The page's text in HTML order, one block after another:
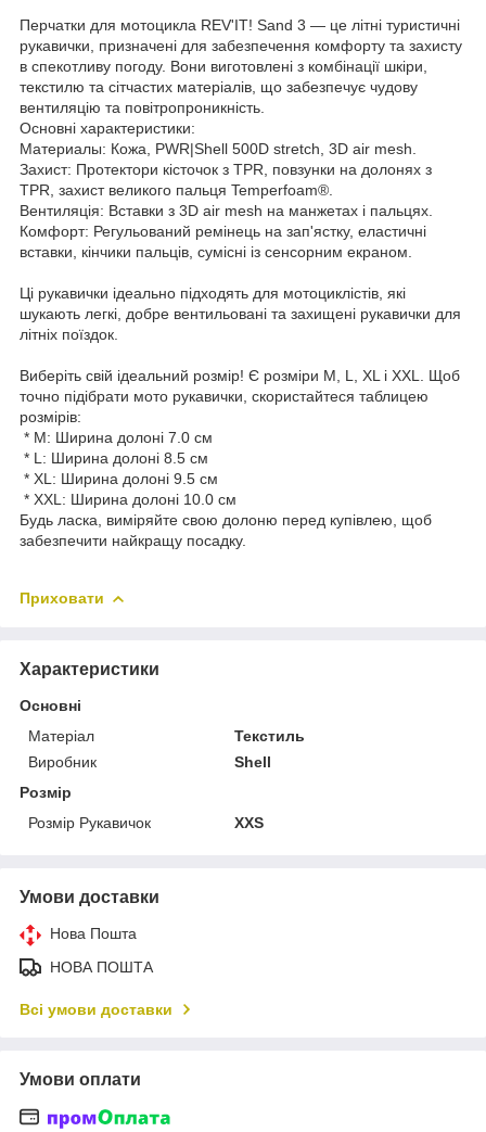
Перчатки для мотоцикла REV'IT! Sand 3 — це літні туристичні
рукавички, призначені для забезпечення комфорту та захисту
в спекотливу погоду. Вони виготовлені з комбінації шкіри,
текстилю та сітчастих матеріалів, що забезпечує чудову
вентиляцію та повітропроникність.
Основні характеристики:
Материалы: Кожа, PWR|Shell 500D stretch, 3D air mesh.
Захист: Протектори кісточок з TPR, повзунки на долонях з
TPR, захист великого пальця Temperfoam®.
Вентиляція: Вставки з 3D air mesh на манжетах і пальцях.
Комфорт: Регульований ремінець на зап'ястку, еластичні
вставки, кінчики пальців, сумісні із сенсорним екраном.
Ці рукавички ідеально підходять для мотоциклістів, які
шукають легкі, добре вентильовані та захищені рукавички для
літніх поїздок.
Виберіть свій ідеальний розмір! Є розміри M, L, XL і XXL. Щоб
точно підібрати мото рукавички, скористайтеся таблицею
розмірів:
* M: Ширина долоні 7.0 см
* L: Ширина долоні 8.5 см
* XL: Ширина долоні 9.5 см
* XXL: Ширина долоні 10.0 см
Будь ласка, виміряйте свою долоню перед купівлею, щоб
забезпечити найкращу посадку.
Приховати
Характеристики
Основні
Матеріал
Текстиль
Виробник
Shell
Розмір
Розмір Рукавичок
XXS
Умови доставки
Нова Пошта
НОВА ПОШТА
Всі умови доставки
Умови оплати